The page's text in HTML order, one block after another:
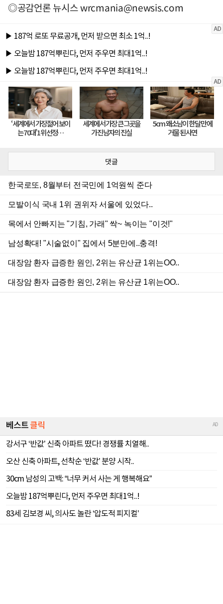
◎공감언론 뉴시스wrcmania@newsis.com
댓글